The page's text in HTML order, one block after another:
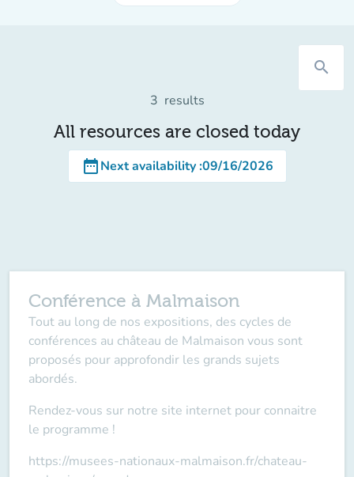
search
3 results
All resources are closed today
date_rangeNext availability:09/16/2026
Conférence à Malmaison
Tout au long de nos expositions, des cycles de
conférences au château de Malmaison vous sont
proposés pour approfondir les grands sujets
abordés.
Rendez-vous sur notre site internet pour connaitre
le programme !
https://musees-nationaux-malmaison.fr/chateau-